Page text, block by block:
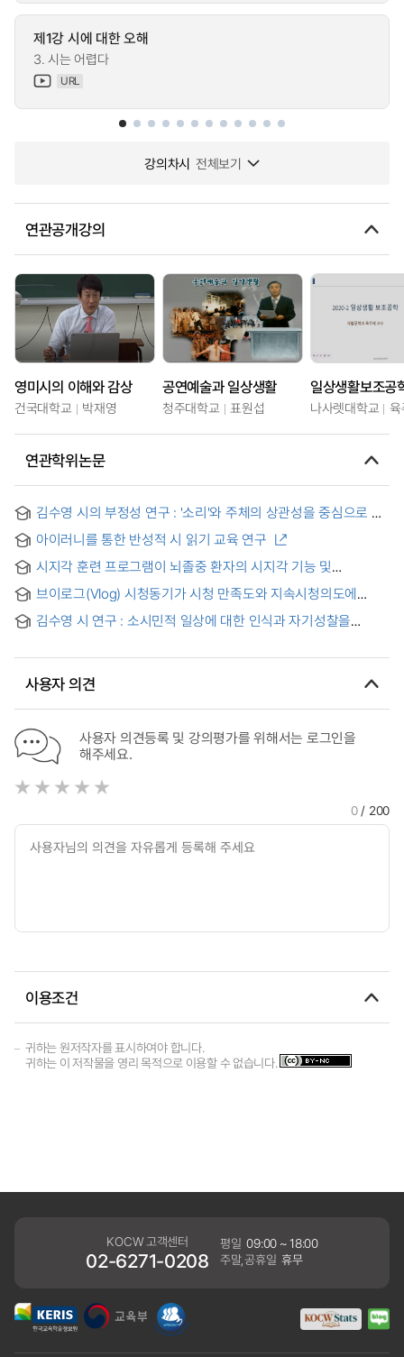
제1강 시에 대한 오해
3. 시는 어렵다
URL
강의차시 전체보기
연관공개강의
영미시의 이해와 감상
건국대학교 박재영
공연예술과 일상생활
청주대학교 표원섭
일상생활보조공
나사렛대학교
연관학위논문
김수영 시의 부정성 연구 : '소리'와 주체의 상관성을 중심으로 =
Focusing on the Correlation Between “Sound” and
Subject
아이러니를 통한 반성적 시 읽기 교육 연구
시지각 훈련 프로그램이 뇌졸중 환자의 시지각 기능 및
Training Program Having an Effect on The Visual
Perception function and Performance capability of The
Activity of Daily Living for Stroke
브이로그(Vlog) 시청동기가 시청 만족도와 지속시청의도에
김수영 시 연구 : 소시민적 일상에 대한 인식과 자기성찰을
사용자 의견
사용자 의견등록 및 강의평가를 위해서는 로그인을
해주세요.
0/ 200
이용조건
귀하는 원저작자를 표시하여야 합니다.
귀하는 이 저작물을 영리 목적으로 이용할 수 없습니다.
KOCW 고객센터
02-6271-0208
평일 09:00 ~ 18:00
주말,공휴일 휴무